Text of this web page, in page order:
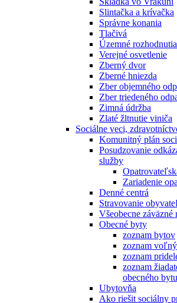
Slintačka a krívačka
Správne konania
Tlačivá
Územné
Verejné osvetlenie
Zberný dvor
Zberné hniezda
Zber objemného
Zber triedeného
Zimná údržba
Zlaté žltnutie viniča
Sociálne veci,
Komunitný plán
Posudzovanie
služby
Zariadenie
Denné centrá
Stravovanie
Všeobecne záväzné
Obecné byty
zoznam bytov
zoznam
zoznam
zoznam
obecného bytu
Ubytovňa
Ako riešit sociálny